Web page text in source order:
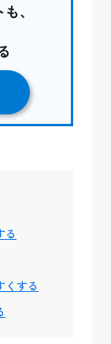
、
る
くする